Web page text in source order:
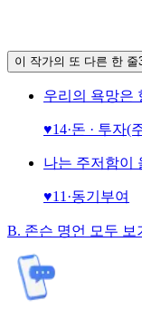
이 작가의 또 다른 한 줄
우리의 욕망은
♥14·돈 · 투자(
나는 주저함이
♥11·동기부여
B. 존슨 명언 모두 보